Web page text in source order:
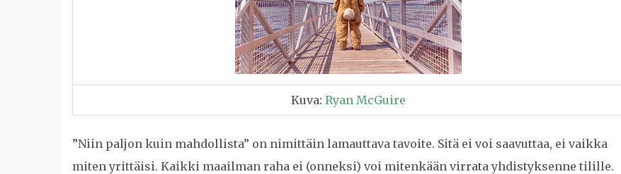
Kuva: Ryan McGuire
”Niin paljon kuin mahdollista” on nimittäin lamauttava tavoite. Sitä ei voi saavuttaa, ei vaikka
miten yrittäisi. Kaikki maailman raha ei (onneksi) voi mitenkään virrata yhdistyksenne tilille.